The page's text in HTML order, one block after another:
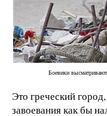
Боевики
Это греческий
завоевания как бы